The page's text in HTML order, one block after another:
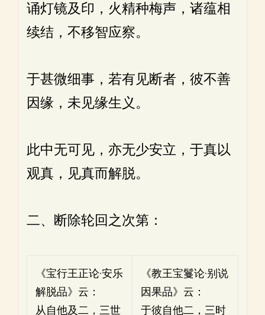
诵灯镜及印，火精种梅声，诸蕴相
续结，不移智应察。
于甚微细事，若有见断者，彼不善
因缘，未见缘生义。
此中无可见，亦无少安立，于真以
观真，见真而解脱。
二、断除轮回之次第：
《宝行王正论·安乐
解脱品》云：
从自他及二，三世
《教王宝鬘论·别说
因果品》云：
于彼自他二，三时